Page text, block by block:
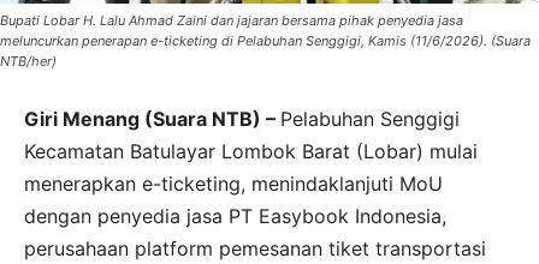
Bupati Lobar H. Lalu Ahmad Zaini dan jajaran bersama pihak penyedia jasa
meluncurkan penerapan e-ticketing di Pelabuhan Senggigi, Kamis (11/6/2026). (Suara
NTB/her)
Giri Menang (Suara NTB) – Pelabuhan Senggigi
Kecamatan Batulayar Lombok Barat (Lobar) mulai
menerapkan e-ticketing, menindaklanjuti MoU
dengan penyedia jasa PT Easybook Indonesia,
perusahaan platform pemesanan tiket transportasi